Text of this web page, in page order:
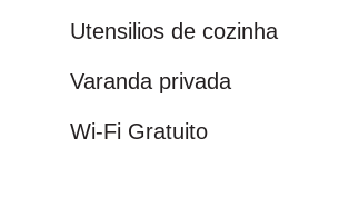
Utensilios de cozinha
Varanda privada
Wi-Fi Gratuito